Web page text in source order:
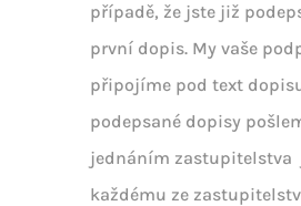
případě, že jste již
první dopis. My vaše
připojíme pod text
podepsané dopisy
jednáním zastupitelstva
každému ze